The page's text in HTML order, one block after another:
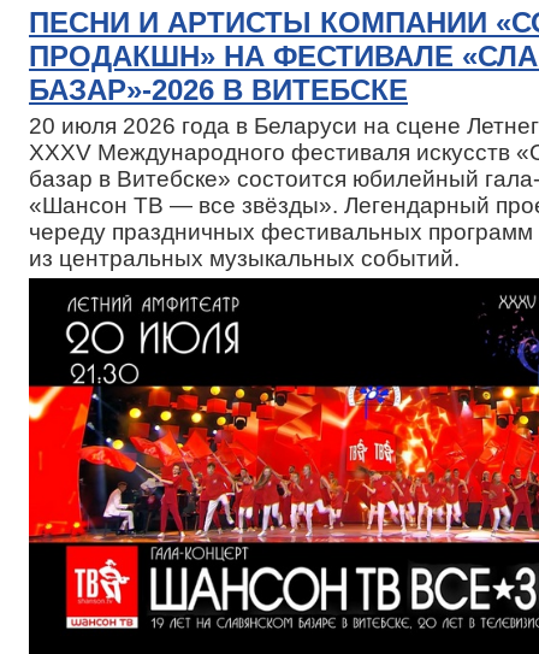
ПЕСНИ И АРТИСТЫ КОМПАНИИ
ПРОДАКШН» НА ФЕСТИВАЛЕ
БАЗАР»-2026 В ВИТЕБСКЕ
20 июля 2026 года в Беларуси на сцене
XXXV Международного фестиваля искусств
базар в Витебске» состоится юбилейный
«Шансон ТВ — все звёзды». Легендарный
череду праздничных фестивальных программ
из центральных музыкальных событий.